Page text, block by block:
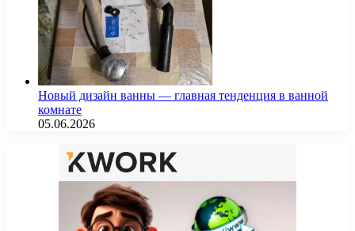
Новый дизайн ванны — главная тенденция в ванной
комнате
05.06.2026